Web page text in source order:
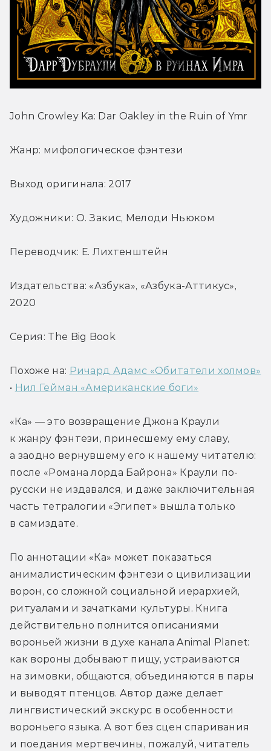
John Crowley Ka: Dar Oakley in the Ruin of Ymr
Жанр: мифологическое фэнтези
Выход оригинала: 2017
Художники: О. Закис, Мелоди Ньюком
Переводчик: Е. Лихтенштейн
Издательства: «Азбука», «Азбука-Аттикус»,
2020
Серия: The Big Book
Похоже на: Ричард Адамс «Обитатели холмов»
• Нил Гейман «Американские боги»
«Ка» — это возвращение Джона Краули
к жанру фэнтези, принесшему ему славу,
а заодно вернувшему его к нашему читателю:
после «Романа лорда Байрона» Краули по-
русски не издавался, и даже заключительная
часть тетралогии «Эгипет» вышла только
в самиздате.
По аннотации «Ка» может показаться
анималистическим фэнтези о цивилизации
ворон, со сложной социальной иерархией,
ритуалами и зачатками культуры. Книга
действительно полнится описаниями
вороньей жизни в духе канала Animal Planet:
как вороны добывают пищу, устраиваются
на зимовки, общаются, объединяются в пары
и выводят птенцов. Автор даже делает
лингвистический экскурс в особенности
вороньего языка. А вот без сцен спаривания
и поедания мертвечины, пожалуй, читатель